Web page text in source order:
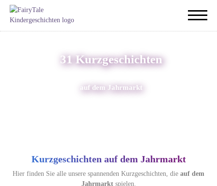
31 Kurzgeschichten
auf dem Jahrmarkt
Kurzgeschichten auf dem Jahrmarkt
Hier finden Sie alle unsere spannenden Kurzgeschichten, die auf dem
Jahrmarktspielen.